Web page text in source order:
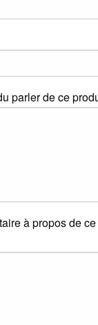
parler de ce
à propos de ce